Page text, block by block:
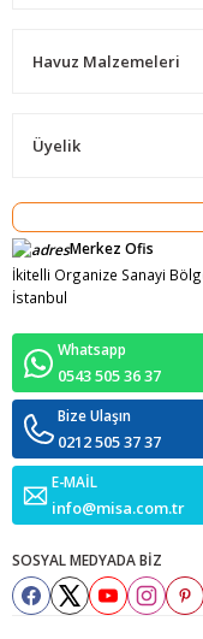
Havuz Malzemeleri
Üyelik
Merkez Ofis
İkitelli Organize Sanayi
İstanbul
Whatsapp
0543 505 36 37
Bize Ulaşın
0212 505 37 37
E-MAİL
info@misa.com.tr
SOSYAL MEDYADA BİZ